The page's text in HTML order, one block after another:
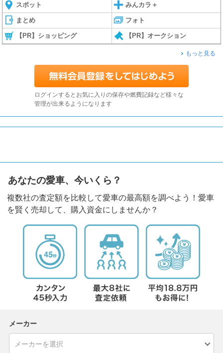
スポット みんカラ＋
まとめ フォト
【PR】ショッピング 【PR】オークション
もっと見る
ログインするとお気に入りの保存や燃費記録など様々な
管理が出来るようになります
あなたの愛車、今いくら？
複数社の査定額を比較して愛車の最高額を調べよう！愛車
を賢く売却して、購入資金にしませんか？
メーカー